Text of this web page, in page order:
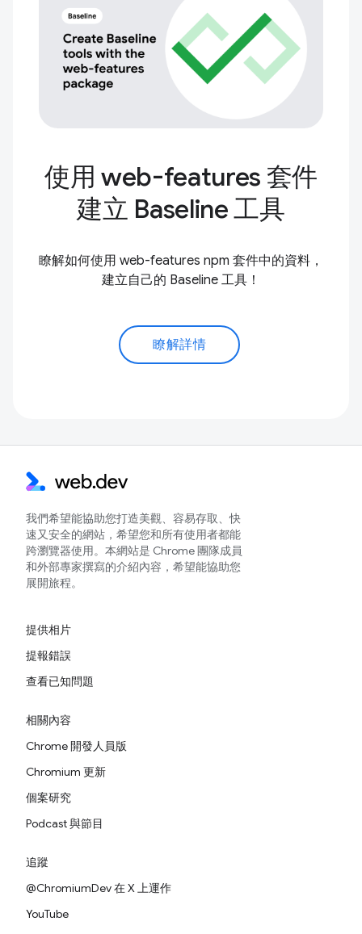
使用 web-features 套件
建立 Baseline 工具
瞭解如何使用 web-features npm 套件中的資料，
建立自己的 Baseline 工具！
瞭解詳情
我們希望能協助您打造美觀、容易存取、快
速又安全的網站，希望您和所有使用者都能
跨瀏覽器使用。本網站是 Chrome 團隊成員
和外部專家撰寫的介紹內容，希望能協助您
展開旅程。
提供相片
提報錯誤
查看已知問題
相關內容
Chrome 開發人員版
Chromium 更新
個案研究
Podcast 與節目
追蹤
@ChromiumDev 在 X 上運作
YouTube